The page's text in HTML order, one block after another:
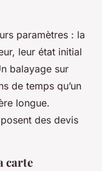
paramètres : la
leur état initial
balayage sur
de temps qu’un
longue.
des devis
carte